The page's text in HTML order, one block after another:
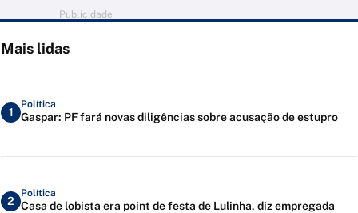
Publicidade
Mais lidas
1
Política
Gaspar: PF fará novas diligências sobre acusação de estupro
2
Política
Casa de lobista era point de festa de Lulinha, diz empregada